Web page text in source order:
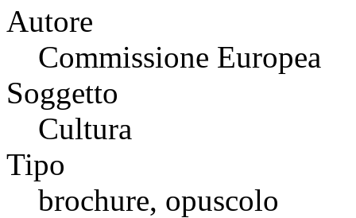
Autore
Commissione Europea
Soggetto
Cultura
Tipo
brochure, opuscolo